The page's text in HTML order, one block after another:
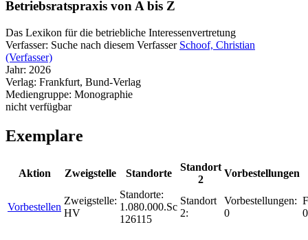
Betriebsratspraxis von A bis Z
Das Lexikon für die betriebliche Interessenvertretung
Verfasser: Suche nach diesem Verfasser Schoof, Christian
(Verfasser)
Jahr: 2026
Verlag: Frankfurt, Bund-Verlag
Mediengruppe: Monographie
nicht verfügbar
Exemplare
Aktion Zweigstelle Standorte
Standort
2
Vorbestellungen
Vorbestellen
Zweigstelle:
HV
Standorte:
1.080.000.Sc
126115
Standort
2:
Vorbestellungen:
0